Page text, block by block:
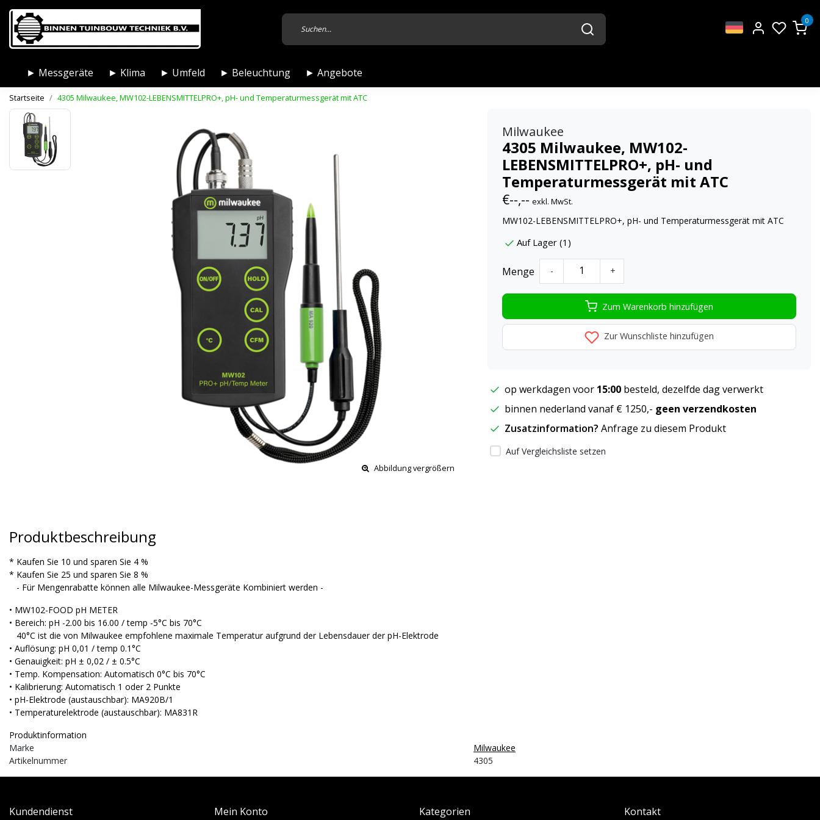
0
► Messgeräte ► Klima ► Umfeld ► Beleuchtung ► Angebote
Startseite 4305 Milwaukee, MW102-LEBENSMITTELPRO+, pH- und Temperaturmessgerät mit ATC
Abbildung vergrößern
Milwaukee
4305 Milwaukee, MW102-
LEBENSMITTELPRO+, pH- und
Temperaturmessgerät mit ATC
€--,-- exkl. MwSt.
MW102-LEBENSMITTELPRO+, pH- und Temperaturmessgerät mit ATC
Auf Lager (1)
Menge - +
Zum Warenkorb hinzufügen
Zur Wunschliste hinzufügen
op werkdagen voor 15:00 besteld, dezelfde dag verwerkt
binnen nederland vanaf € 1250,- geen verzendkosten
Zusatzinformation? Anfrage zu diesem Produkt
Auf Vergleichsliste setzen
Produktbeschreibung
* Kaufen Sie 10 und sparen Sie 4 %
* Kaufen Sie 25 und sparen Sie 8 %
- Für Mengenrabatte können alle Milwaukee-Messgeräte Kombiniert werden -
• MW102-FOOD pH METER
• Bereich: pH -2.00 bis 16.00 / temp -5°C bis 70°C
40°C ist die von Milwaukee empfohlene maximale Temperatur aufgrund der Lebensdauer der pH-Elektrode
• Auflösung: pH 0,01 / temp 0.1°C
• Genauigkeit: pH ± 0,02 / ± 0.5°C
• Temp. Kompensation: Automatisch 0°C bis 70°C
• Kalibrierung: Automatisch 1 oder 2 Punkte
• pH-Elektrode (austauschbar): MA920B/1
• Temperaturelektrode (austauschbar): MA831R
Produktinformation
Marke
Milwaukee
Artikelnummer
4305
Kundendienst Mein Konto Kategorien Kontakt